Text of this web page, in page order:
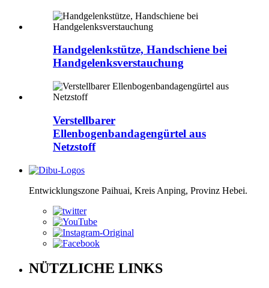
Handgelenkstütze, Handschiene bei
Handgelenksverstauchung
Verstellbarer
Ellenbogenbandagengürtel aus
Netzstoff
Entwicklungszone Paihuai, Kreis Anping, Provinz Hebei.
NÜTZLICHE LINKS